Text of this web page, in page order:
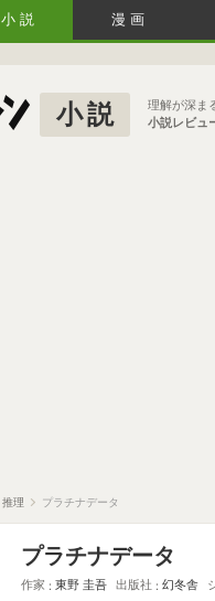
小説 漫画
小説
理解が深ま
小説レビュ
推理 プラチナデータ
プラチナデータ
作家 東野 圭吾 出版社 幻冬舎